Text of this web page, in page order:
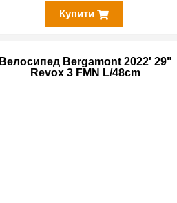
Купити
Велосипед Bergamont 2022' 29"
Revox 3 FMN L/48cm